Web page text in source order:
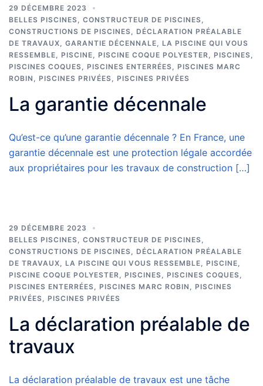
29 DÉCEMBRE 2023
BELLES PISCINES
CONSTRUCTEUR DE PISCINES
CONSTRUCTIONS DE PISCINES
DÉCLARATION PRÉALABLE
DE TRAVAUX
GARANTIE DÉCENNALE
LA PISCINE QUI VOUS
RESSEMBLE
PISCINE PISCINE COQUE POLYESTER PISCINES
PISCINES COQUES
PISCINES ENTERRÉES
PISCINES MARC
ROBIN
PISCINES PRIVÉES PISCINES PRIVÉES
La garantie décennale
Qu’est-ce qu’une garantie décennale ? En France, une
garantie décennale est une protection légale accordée
aux propriétaires pour les travaux de construction […]
29 DÉCEMBRE 2023
BELLES PISCINES
CONSTRUCTEUR DE PISCINES
CONSTRUCTIONS DE PISCINES
DÉCLARATION PRÉALABLE
DE TRAVAUX
LA PISCINE QUI VOUS RESSEMBLE PISCINE
PISCINE COQUE POLYESTER
PISCINES PISCINES COQUES
PISCINES ENTERRÉES
PISCINES MARC ROBIN
PISCINES
PRIVÉES
PISCINES PRIVÉES
La déclaration préalable de
travaux
La déclaration préalable de travaux est une tâche